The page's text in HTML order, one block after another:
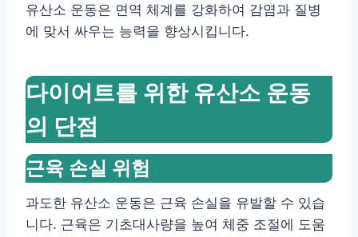
유산소 운동은 면역 체계를 강화하여 감염과 질병
에 맞서 싸우는 능력을 향상시킵니다.
다이어트를 위한 유산소 운동
의 단점
근육 손실 위험
과도한 유산소 운동은 근육 손실을 유발할 수 있습
니다. 근육은 기초대사량을 높여 체중 조절에 도움